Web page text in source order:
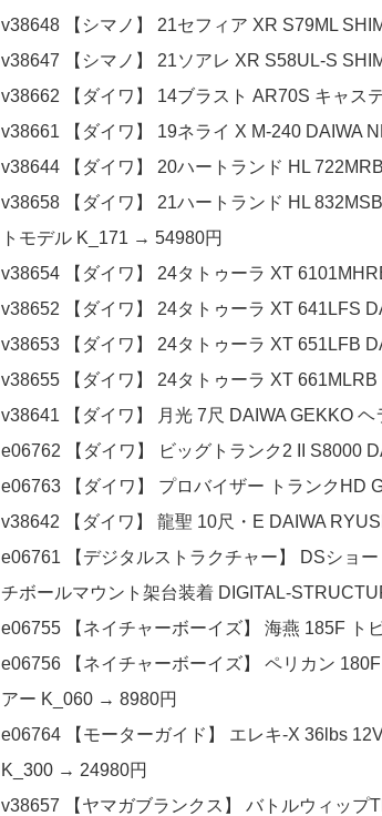
v38648 【シマノ】 21セフィア XR S79ML
v38647 【シマノ】 21ソアレ XR S58UL-S
v38662 【ダイワ】 14ブラスト AR70S キャス
v38661 【ダイワ】 19ネライ X M-240 DAIWA
v38644 【ダイワ】 20ハートランド HL
v38658 【ダイワ】 21ハートランド HL
トモデル K_171 → 54980円
v38654 【ダイワ】 24タトゥーラ XT
v38652 【ダイワ】 24タトゥーラ XT 641LFS
v38653 【ダイワ】 24タトゥーラ XT 651LFB
v38655 【ダイワ】 24タトゥーラ XT
v38641 【ダイワ】 月光 7尺 DAIWA GEKKO
e06762 【ダイワ】 ビッグトランク2 II S8000
e06763 【ダイワ】 プロバイザー トランクHD
v38642 【ダイワ】 龍聖 10尺・E DAIWA
e06761 【デジタルストラクチャー】 DSショ
チボールマウント架台装着 DIGITAL-
e06755 【ネイチャーボーイズ】 海燕 185F ト
e06756 【ネイチャーボーイズ】 ペリカン
アー K_060 → 8980円
e06764 【モーターガイド】 エレキ-X 36lbs
K_300 → 24980円
v38657 【ヤマガブランクス】 バトルウィップ